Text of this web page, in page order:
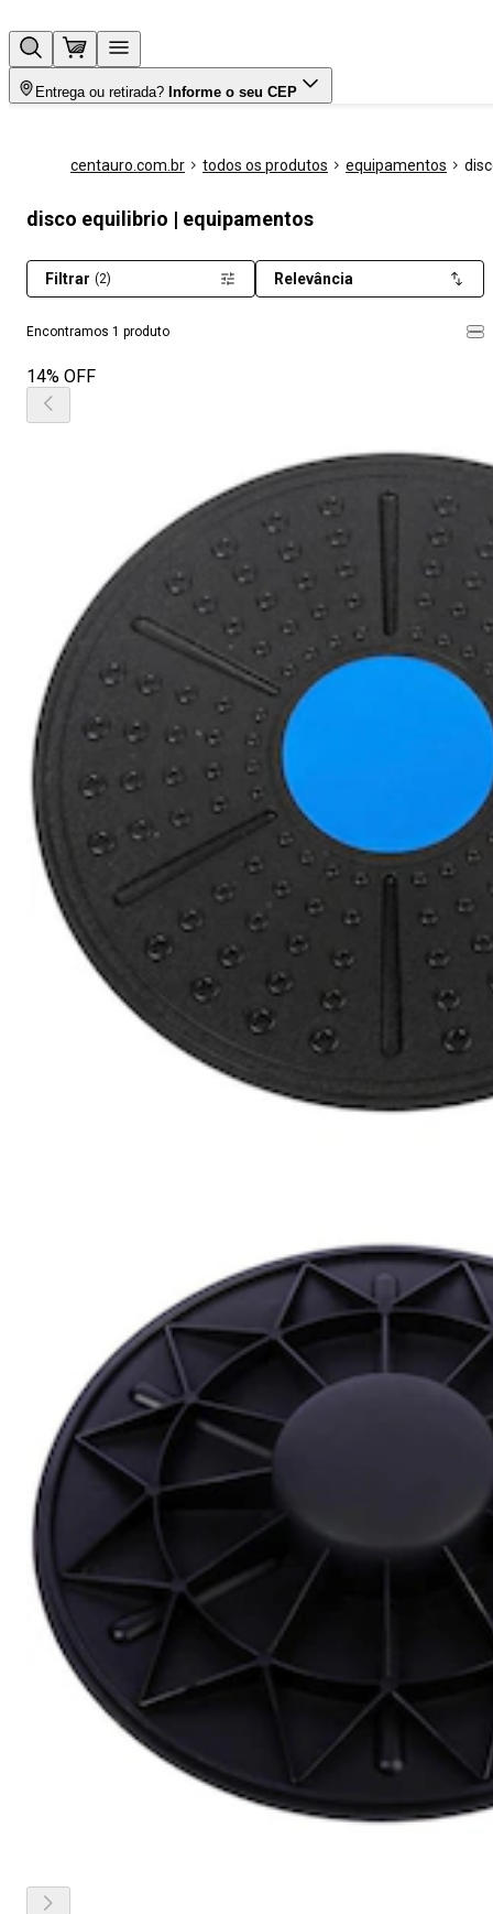
Entrega ou retirada? Informe o seu CEP
centauro.com.br todos os produtos equipamentos
disco equilibrio | equipamentos
Encontramos 1 produto
Filtrar (2) Relevância
14% OFF